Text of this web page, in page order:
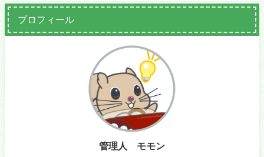
プロフィール
管理人 モモン